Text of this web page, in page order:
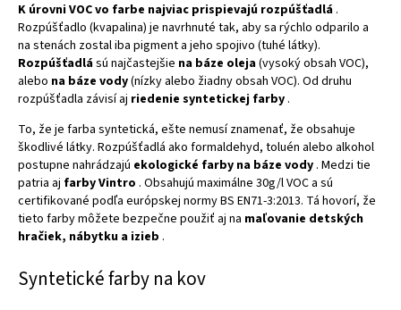
K úrovni VOC vo farbe najviac prispievajú rozpúšťadlá .
Rozpúšťadlo (kvapalina) je navrhnuté tak, aby sa rýchlo odparilo a
na stenách zostal iba pigment a jeho spojivo (tuhé látky).
Rozpúšťadlású najčastejšie na báze oleja(vysoký obsah VOC),
alebo na báze vody(nízky alebo žiadny obsah VOC). Od druhu
rozpúšťadla závisí aj riedenie syntetickej farby .
To, že je farba syntetická, ešte nemusí znamenať, že obsahuje
škodlivé látky. Rozpúšťadlá ako formaldehyd, toluén alebo alkohol
postupne nahrádzajú ekologické farby na báze vody . Medzi tie
patria aj farby Vintro . Obsahujú maximálne 30g/l VOC a sú
certifikované podľa európskej normy BS EN71-3:2013. Tá hovorí, že
tieto farby môžete bezpečne použiť aj na maľovanie detských
hračiek, nábytku a izieb .
Syntetické farby na kov